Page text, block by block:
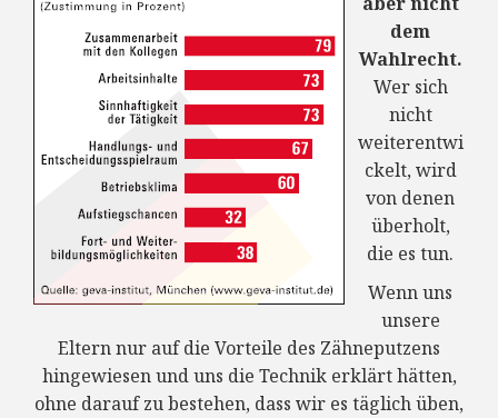
dem
Wahlrecht.
Wer sich
nicht
weiterentwi
ckelt, wird
von denen
überholt,
die es tun.
Wenn uns
unsere
Eltern nur auf die Vorteile des Zähneputzens
hingewiesen und uns die Technik erklärt hätten,
ohne darauf zu bestehen, dass wir es täglich üben,